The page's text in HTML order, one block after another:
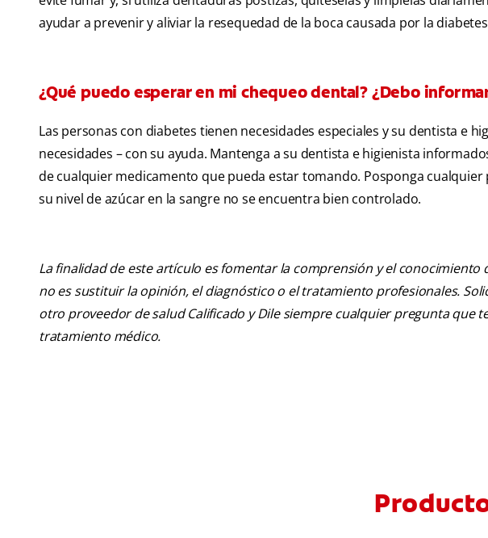
ayudar a prevenir y aliviar la resequedad de la boca causada por la
¿Qué puedo esperar en mi chequeo dental? ¿Debo
Las personas con diabetes tienen necesidades especiales y su dentista e
necesidades – con su ayuda. Mantenga a su dentista e higienista
de cualquier medicamento que pueda estar tomando. Posponga
su nivel de azúcar en la sangre no se encuentra bien controlado.
La finalidad de este artículo es fomentar la comprensión y el
no es sustituir la opinión, el diagnóstico o el tratamiento profesionales.
otro proveedor de salud Calificado y Dile siempre cualquier pregunta que
tratamiento médico.